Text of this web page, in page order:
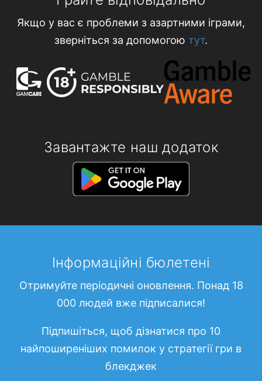
Якщо у вас є проблеми з азартними іграми,
зверніться за допомогою тут.
Завантажте наш додаток
Інформаційні бюлетені
Отримуйте періодичні оновлення. Понад 18
000 людей вже підписалися!
Підпишіться, щоб дізнатися про 10
найпоширеніших помилок у стратегії гри в
блекджек